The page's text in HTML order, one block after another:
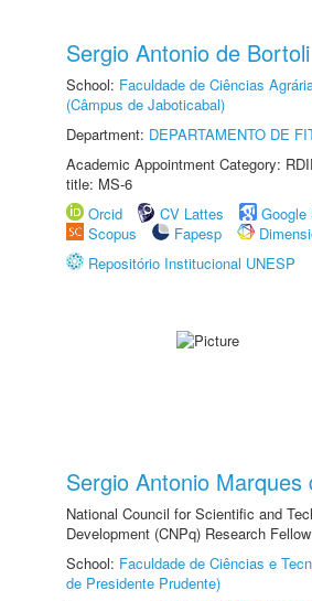
Sergio Antonio de Bortoli
School: Faculdade de Ciências
(Câmpus de Jaboticabal)
Department: DEPARTAMENTO DE
Academic Appointment Category:
title: MS-6
Orcid
CV Lattes
Google
Scopus
Fapesp
Repositório Institucional UNESP
Sergio Antonio Marques
National Council for Scientific and
Development (CNPq) Research
School: Faculdade de Ciências e
de Presidente Prudente)